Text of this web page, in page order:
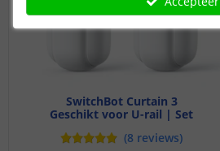
SwitchBot Curtain 3
Geschikt voor U-rail | Set
(8 reviews)